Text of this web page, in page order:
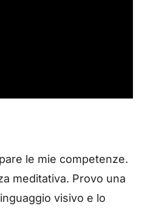
le mie competenze.
meditativa. Provo una
visivo e lo